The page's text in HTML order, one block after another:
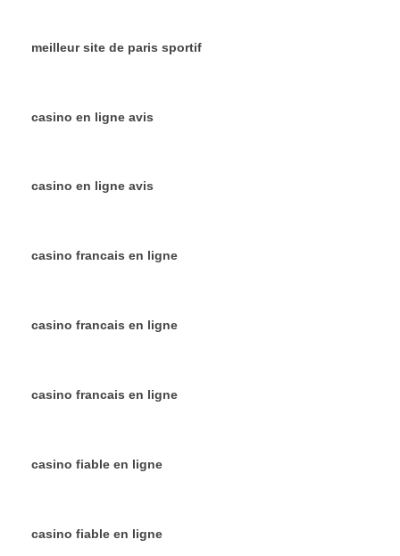
meilleur site de paris sportif
casino en ligne avis
casino en ligne avis
casino francais en ligne
casino francais en ligne
casino francais en ligne
casino fiable en ligne
casino fiable en ligne